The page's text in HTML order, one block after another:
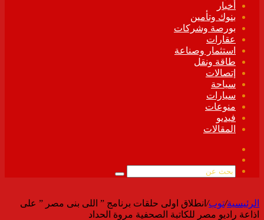
أخبار
بنوك وتأمين
بورصة وشركات
عقارات
استثمار وصناعة
طاقة ونقل
إتصالات
سياحة
سيارات
منوعات
فيديو
المقالات
الموقع
بحث
الرئيسية/توب/ انطلاق اولى حلقات برنامج ” اللى بنى مصر ” على
اذاعة راديو مصر للكاتبة الصحفية مروة الحداد